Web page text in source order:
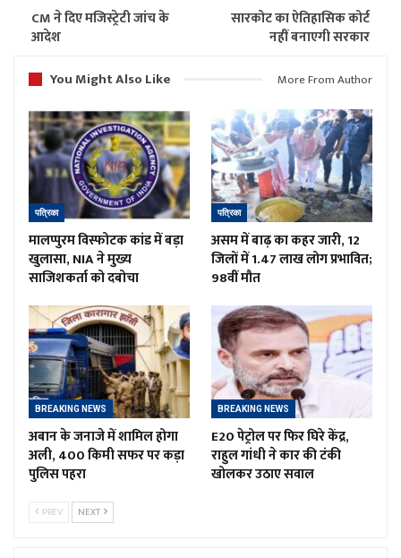
CM ने दिए मजिस्ट्रेटी जांच के
आदेश
सारकोट का ऐतिहासिक कोर्ट
नहीं बनाएगी सरकार
You Might Also Like
More From Author
पत्रिका
मालप्पुरम विस्फोटक कांड में बड़ा
खुलासा, NIA ने मुख्य
साजिशकर्ता को दबोचा
पत्रिका
असम में बाढ़ का कहर जारी, 12
जिलों में 1.47 लाख लोग प्रभावित;
98वीं मौत
BREAKING NEWS
अबान के जनाजे में शामिल होगा
अली, 400 किमी सफर पर कड़ा
पुलिस पहरा
BREAKING NEWS
E20 पेट्रोल पर फिर घिरे केंद्र,
राहुल गांधी ने कार की टंकी
खोलकर उठाए सवाल
PREV NEXT